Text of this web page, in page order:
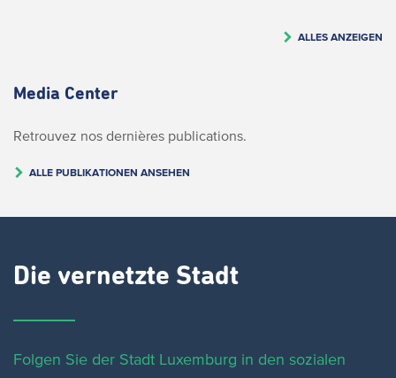
ALLES ANZEIGEN
Media Center
Retrouvez nos dernières publications.
ALLE PUBLIKATIONEN ANSEHEN
Die vernetzte Stadt
Folgen Sie der Stadt Luxemburg in den sozialen